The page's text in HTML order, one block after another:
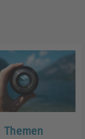
Themen